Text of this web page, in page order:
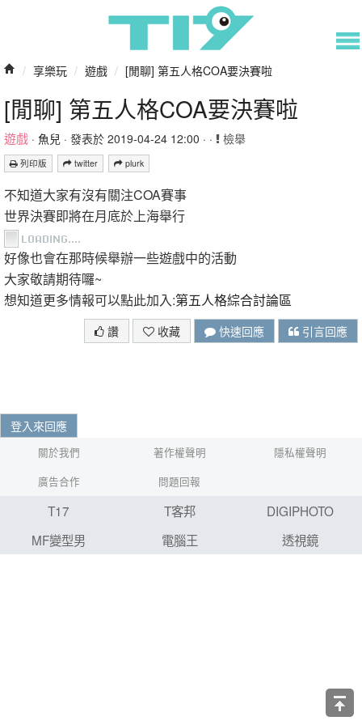
/ 享樂玩 / 遊戲 / [閒聊] 第五人格COA要決賽啦
[閒聊] 第五人格COA要決賽啦
遊戲 · 魚兒 · 發表於 2019-04-24 12:00 · · 檢舉
列印版 twitter plurk
不知道大家有沒有關注COA賽事
世界決賽即將在月底於上海舉行
好像也會在那時候舉辦一些遊戲中的活動
大家敬請期待囉~
想知道更多情報可以點此加入:第五人格綜合討論區
讚 收藏 快速回應 引言回應
登入來回應
關於我們 著作權聲明
隱私權聲明
廣告合作
問題回報
T17 T客邦
DIGIPHOTO
MF變型男
電腦王 透視鏡